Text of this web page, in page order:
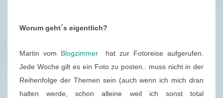
Worum geht´s eigentlich?
Martin vom Blogzimmer hat zur Fotoreise aufgerufen.
Jede Woche gilt es ein Foto zu posten.. muss nicht in der
Reihenfolge der Themen sein (auch wenn ich mich dran
halten werde, schon alleine weil ich sonst total